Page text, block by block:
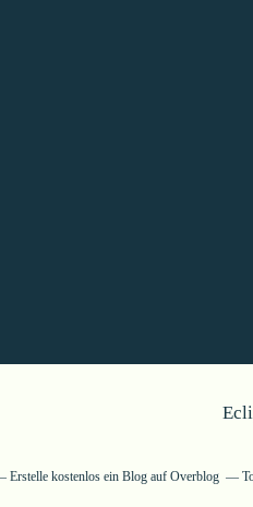
Erstelle kostenlos ein Blog auf Overblog